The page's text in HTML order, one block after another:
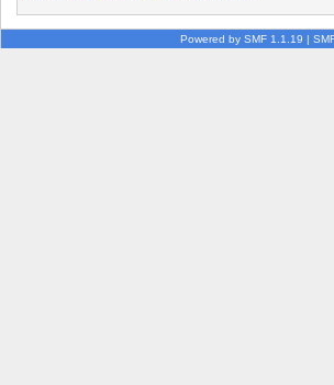
Powered by SMF 1.1.19 |